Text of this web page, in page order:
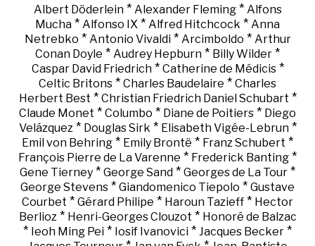
Albert Döderlein* Alexander Fleming* Alfons
Mucha * Alfonso IX * Alfred Hitchcock * Anna
Netrebko * Antonio Vivaldi* Arcimboldo * Arthur
Conan Doyle * Audrey Hepburn * Billy Wilder *
Caspar David Friedrich* Catherine de Médicis*
Celtic Britons * Charles Baudelaire * Charles
Herbert Best * Christian Friedrich Daniel Schubart *
Claude Monet * Columbo * Diane de Poitiers * Diego
Velázquez * Douglas Sirk * Elisabeth Vigée-Lebrun*
Emil von Behring * Emily Brontë * Franz Schubert *
François Pierre de La Varenne * Frederick Banting *
Gene Tierney * George Sand * Georges de La Tour *
George Stevens * Giandomenico Tiepolo * Gustave
Courbet * Gérard Philipe * Haroun Tazieff * Hector
Berlioz * Henri-Georges Clouzot * Honoré de Balzac
* Ieoh Ming Pei * Iosif Ivanovici * Jacques Becker *